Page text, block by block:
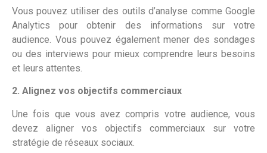
Vous pouvez utiliser des outils d’analyse comme Google
Analytics pour obtenir des informations sur votre
audience. Vous pouvez également mener des sondages
ou des interviews pour mieux comprendre leurs besoins
et leurs attentes.
2. Alignez vos objectifs commerciaux
Une fois que vous avez compris votre audience, vous
devez aligner vos objectifs commerciaux sur votre
stratégie de réseaux sociaux.